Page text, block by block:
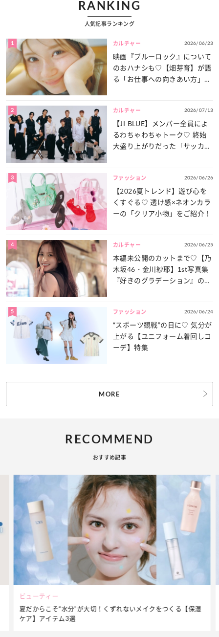
RANKING
人気記事ランキング
1 カルチャー 2026/06/23
映画『ブルーロック』について
のおハナシも♡【畑芽育】が語
る「お仕事への向きあい方」と
2 カルチャー 2026/07/13
【JI BLUE】メンバー全員によ
るわちゃわちゃトーク♡ 終始
大盛り上がりだった「サッカー
3 ファッション 2026/06/26
【2026夏トレンド】遊び心を
くすぐる♡ 透け感×ネオンカラ
ーの「クリア小物」をご紹介！
4 カルチャー 2026/06/25
本編未公開のカットまで♡【乃
木坂46・金川紗耶】1st写真集
『好きのグラデーション』の魅
5 ファッション 2026/06/24
“スポーツ観戦”の日に♡ 気分が
上がる【ユニフォーム着回しコ
ーデ】特集
MORE
RECOMMEND
おすすめ記事
ビューティー
夏だからこそ“水分”が大切！くずれないメイクをつくる【保湿
ケア】アイテム3選